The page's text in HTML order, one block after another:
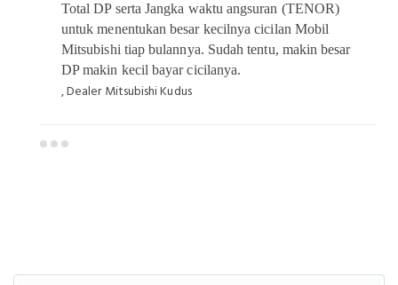
Total DP serta Jangka waktu angsuran (TENOR)
untuk menentukan besar kecilnya cicilan Mobil
Mitsubishi tiap bulannya. Sudah tentu, makin besar
DP makin kecil bayar cicilanya.
, Dealer Mitsubishi Kudus